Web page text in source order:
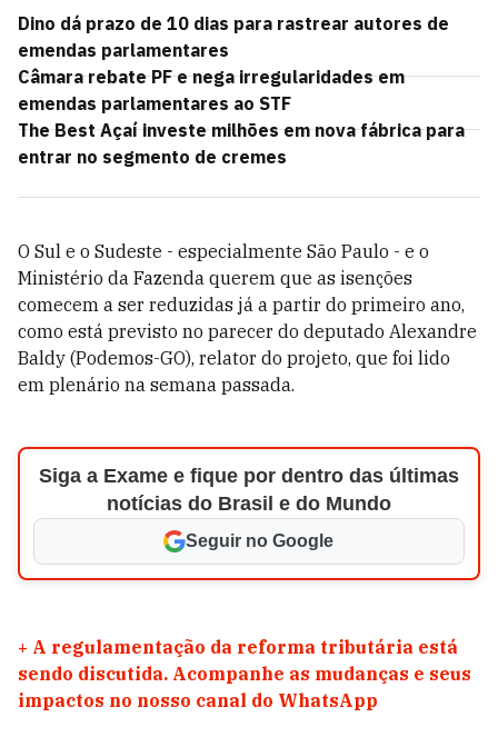
Dino dá prazo de 10 dias para rastrear autores de
emendas parlamentares
Câmara rebate PF e nega irregularidades em
emendas parlamentares ao STF
The Best Açaí investe milhões em nova fábrica para
entrar no segmento de cremes
O Sul e o Sudeste - especialmente São Paulo - e o
Ministério da Fazenda querem que as isenções
comecem a ser reduzidas já a partir do primeiro ano,
como está previsto no parecer do deputado Alexandre
Baldy (Podemos-GO), relator do projeto, que foi lido
em plenário na semana passada.
Siga a Exame e fique por dentro das últimas
notícias do Brasil e do Mundo
Seguir no Google
+ A regulamentação da reforma tributária está
sendo discutida. Acompanhe as mudanças e seus
impactos no nosso canal do WhatsApp